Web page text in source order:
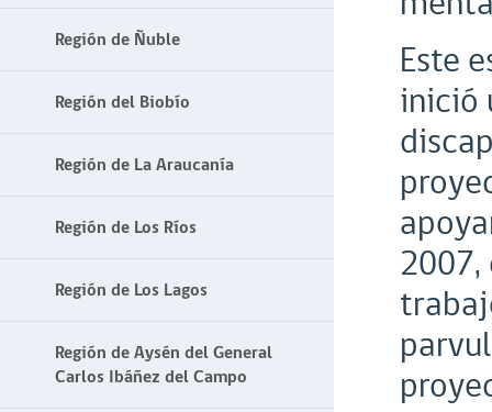
Región de Ñuble
Región del Biobío
Región de La Araucanía
Región de Los Ríos
Región de Los Lagos
Región de Aysén del General
Carlos Ibáñez del Campo
Este
inició